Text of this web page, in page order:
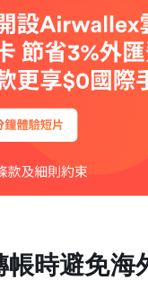
帳時避免海